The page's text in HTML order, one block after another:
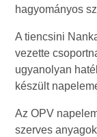
hagyományos
A tiencsini
vezette
ugyanolyan
készült
Az OPV
szerves